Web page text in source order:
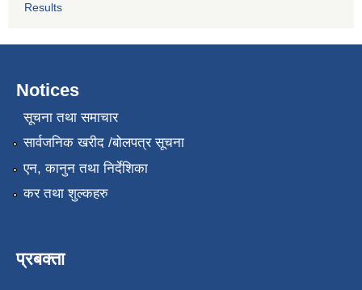
Results
Notices
सूचना तथा समाचार
सार्वजनिक खरीद /बोलपत्र सूचना
एन, कानुन तथा निर्देशिका
कर तथा शुल्कहरु
प्रबक्ता